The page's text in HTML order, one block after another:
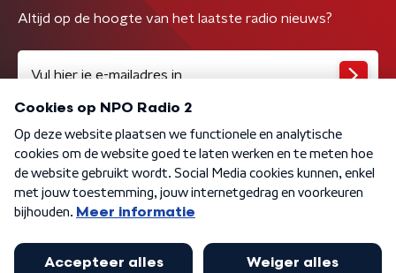
Altijd op de hoogte van het laatste radio nieuws?
Algemene voorwaarden